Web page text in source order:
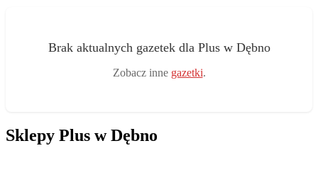
Brak aktualnych gazetek dla Plus w Dębno
Zobacz inne gazetki.
Sklepy Plus w Dębno